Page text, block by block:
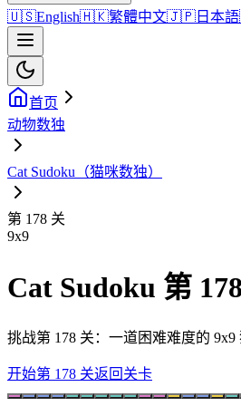
🇺🇸English🇭🇰繁體中文🇯🇵 日本語
首页
动物数独
Cat Sudoku（猫咪数独）
第 178 关
9x9
Cat Sudoku 第
挑战第 178 关：一道困难难度的
开始第 178 关返回关卡